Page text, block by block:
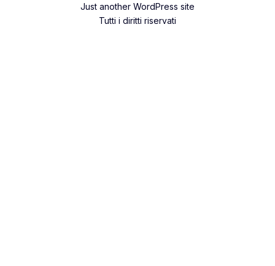
Just another WordPress site
Tutti i diritti riservati